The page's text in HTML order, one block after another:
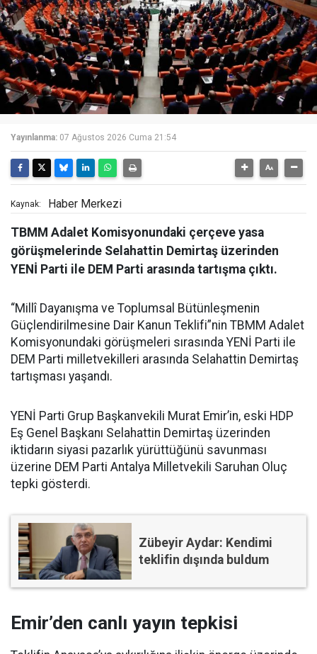
Yayınlanma: 07 Ağustos 2026 Cuma 21:54
Kaynak: Haber Merkezi
TBMM Adalet Komisyonundaki çerçeve yasa
görüşmelerinde Selahattin Demirtaş üzerinden
YENİ Parti ile DEM Parti arasında tartışma çıktı.
“Millî Dayanışma ve Toplumsal Bütünleşmenin
Güçlendirilmesine Dair Kanun Teklifi”nin TBMM Adalet
Komisyonundaki görüşmeleri sırasında YENİ Parti ile
DEM Parti milletvekilleri arasında Selahattin Demirtaş
tartışması yaşandı.
YENİ Parti Grup Başkanvekili Murat Emir’in, eski HDP
Eş Genel Başkanı Selahattin Demirtaş üzerinden
iktidarın siyasi pazarlık yürüttüğünü savunması
üzerine DEM Parti Antalya Milletvekili Saruhan Oluç
tepki gösterdi.
Zübeyir Aydar: Kendimi
teklifin dışında buldum
Emir’den canlı yayın tepkisi